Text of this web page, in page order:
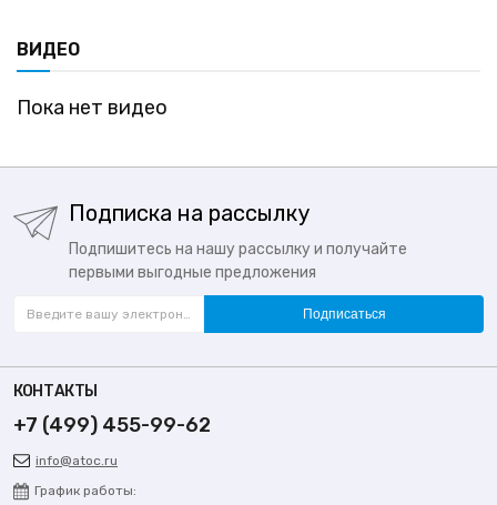
ВИДЕО
Пока нет видео
Подписка на рассылку
Подпишитесь на нашу рассылку и получайте
первыми выгодные предложения
Подписаться
КОНТАКТЫ
+7 (499) 455-99-62
info@atoc.ru
График работы: